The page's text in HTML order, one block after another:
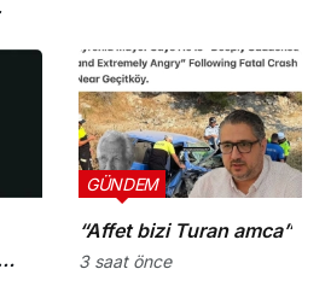
“Affet bizi Turan amca”
GÜNDEM
3 saat önce